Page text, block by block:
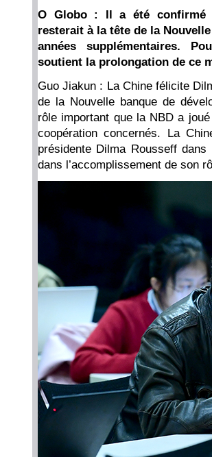
O Globo : Il a été confirmé
resterait à la tête de la
années supplémentaires.
soutient la prolongation de ce
Guo Jiakun : La Chine félicite
de la Nouvelle banque de
rôle important que la NBD a
coopération concernés. La
présidente Dilma Rousseff
dans l’accomplissement de son